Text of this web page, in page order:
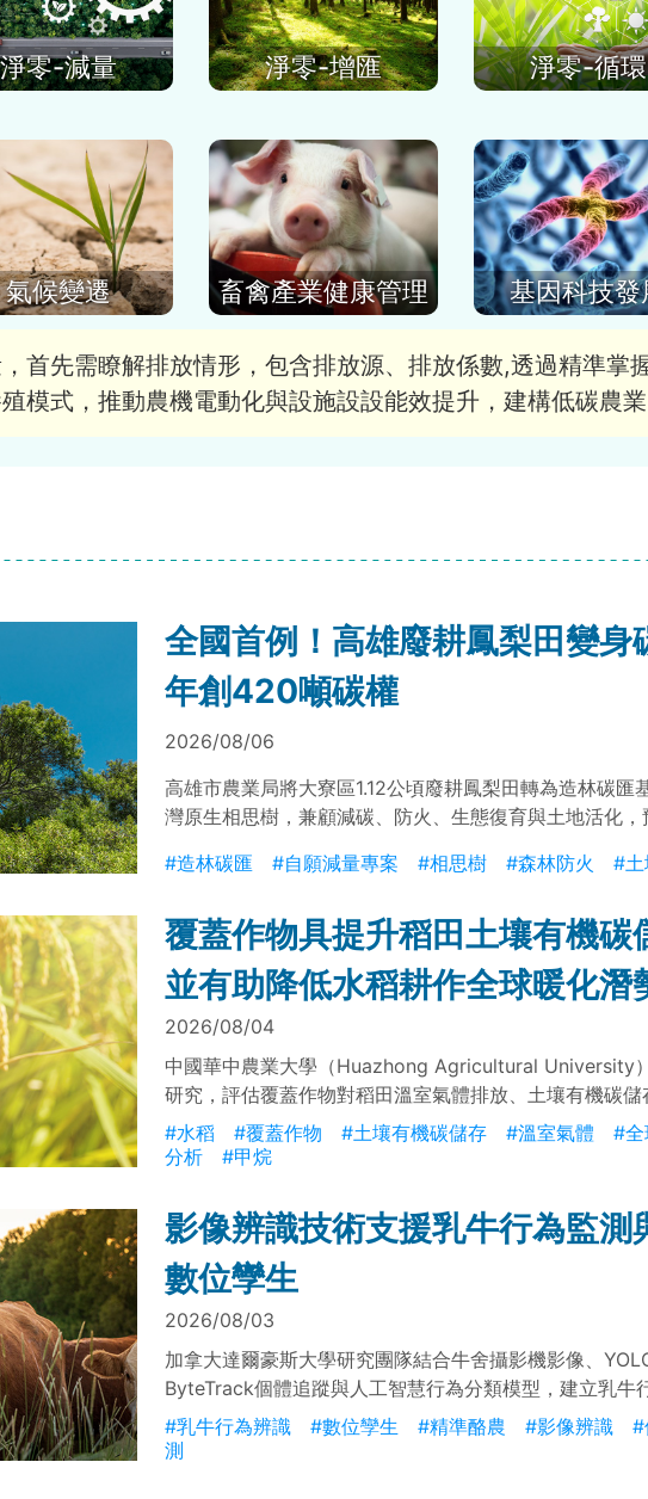
淨零-減量 淨零-增匯 淨零-循環
氣候變遷 畜禽產業健康管理 基因科技發
首先需瞭解排放情形，包含排放源、排放係數,透過精準掌
模式，推動農機電動化與設施設設能效提升，建構低碳農業
全國首例！高雄廢耕鳳梨田變身
年創420噸碳權
2026/08/06
高雄市農業局將大寮區1.12公頃廢耕鳳梨田轉為造林碳匯
灣原生相思樹，兼顧減碳、防火、生態復育與土地活化
#造林碳匯 #自願減量專案 #相思樹 #森林防火 #
覆蓋作物具提升稻田土壤有機碳
並有助降低水稻耕作全球暖化潛
2026/08/04
中國華中農業大學（Huazhong Agricultural University
研究，評估覆蓋作物對稻田溫室氣體排放、土壤有機碳
響。結果顯示，覆蓋作物雖增加甲烷與氧化亞氮排放，但
儲存與水稻產量；相較單純施用化學肥料，其全球暖化潛
放之潛力。
#水稻 #覆蓋作物 #土壤有機碳儲存 #溫室氣體 #
分析
#甲烷
影像辨識技術支援乳牛行為監測
數位孿生
2026/08/03
加拿大達爾豪斯大學研究團隊結合牛舍攝影機影像、
ByteTrack個體追蹤與人工智慧行為分類模型，建立乳牛
讀採食、飲水、躺臥、反芻與站立等行為，產出個別乳牛
管理、健康監測與精準酪農數位孿生建置。
#乳牛行為辨識 #數位孿生 #精準酪農 #影像辨識 #
測